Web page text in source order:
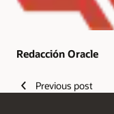
Redacción Oracle
Previous post